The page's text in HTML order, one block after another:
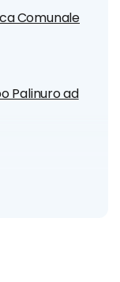
Comunale
Palinuro ad